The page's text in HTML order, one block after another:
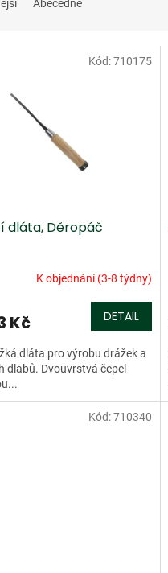
Abecedně
dláta, Děropáč
K objednání (3-8 týdny)
Kč DETAIL
dláta pro výrobu drážek a
dlabů. Dvouvrstvá čepel
Kód:710175
Kód:710340